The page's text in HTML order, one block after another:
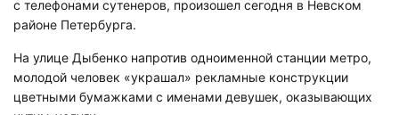
с телефонами сутенеров, произошел сегодня в Невском
районе Петербурга.
На улице Дыбенко напротив одноименной станции метро,
молодой человек «украшал» рекламные конструкции
цветными бумажками с именами девушек, оказывающих